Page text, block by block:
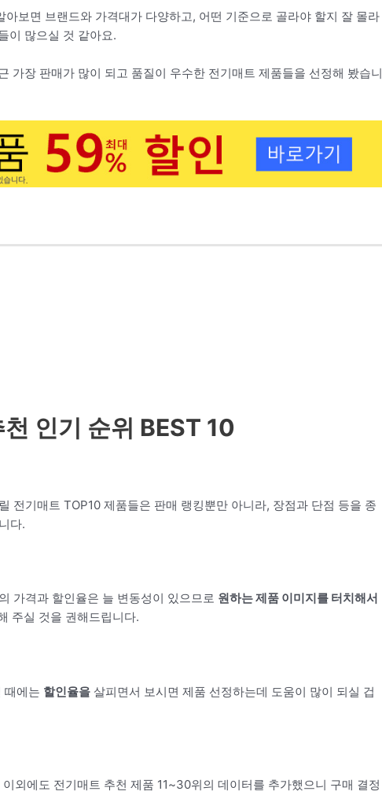
아보면 브랜드와 가격대가 다양하고, 어떤 기준으로 골라야 할지 잘 몰라
이 많으실 것 같아요.
가장 판매가 많이 되고 품질이 우수한 전기매트 제품들을 선정해 봤습니
인기 순위 BEST 10
전기매트 TOP10 제품들은 판매 랭킹뿐만 아니라, 장점과 단점 등을 종
다.
가격과 할인율은 늘 변동성이 있으므로 원하는 제품 이미지를 터치해서
주실 것을 권해드립니다.
때에는 할인율을 살피면서 보시면 제품 선정하는데 도움이 많이 되실 겁
외에도 전기매트 추천 제품 11~30위의 데이터를 추가했으니 구매 결정